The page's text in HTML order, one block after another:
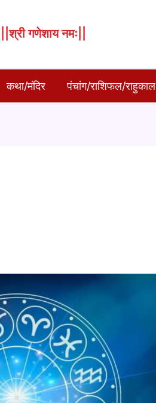
||श्री गणेशाय नमः||
कथा/मंदिर पंचांग/राशिफल/राहुकाल